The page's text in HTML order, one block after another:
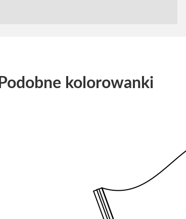
Podobne kolorowanki